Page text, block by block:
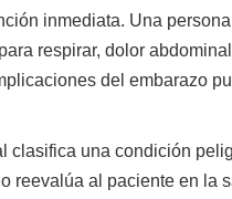
inmediata. Una
respirar, dolor
del embarazo
clasifica una condición
reevalúa al paciente en la